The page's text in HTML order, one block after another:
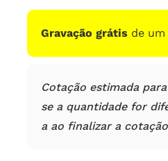
clientes
Gravação grátis de
Cotação estimada
se a quantidade for
a ao finalizar a